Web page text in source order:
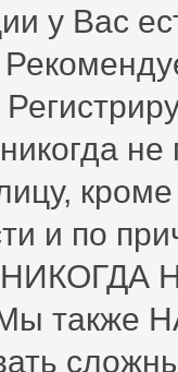
у Вас
и по
Мы